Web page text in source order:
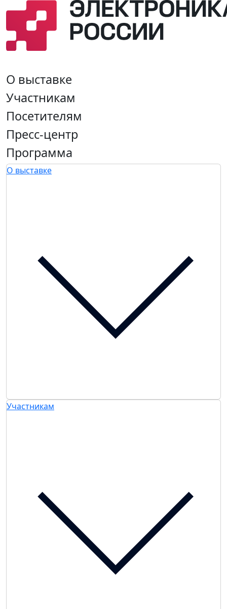
О выставке
Участникам
Посетителям
Пресс-центр
Программа
О выставке
Участникам